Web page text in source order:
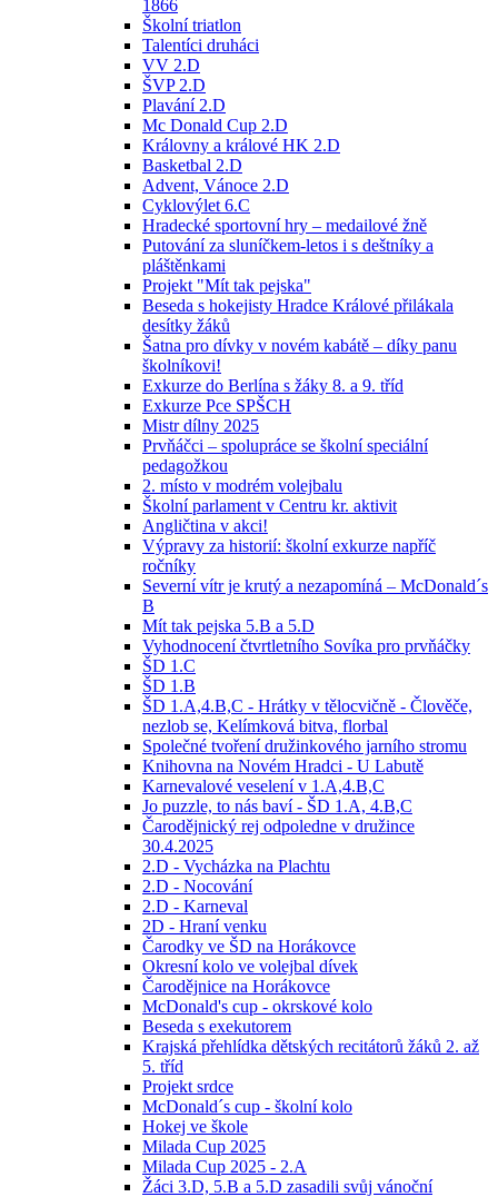
1866
Školní triatlon
Talentíci druháci
VV 2.D
ŠVP 2.D
Plavání 2.D
Mc Donald Cup 2.D
Královny a králové HK 2.D
Basketbal 2.D
Advent, Vánoce 2.D
Cyklovýlet 6.C
Hradecké sportovní hry – medailové žně
Putování za sluníčkem-letos i s deštníky a
pláštěnkami
Projekt "Mít tak pejska"
Beseda s hokejisty Hradce Králové přilákala
desítky žáků
Šatna pro dívky v novém kabátě – díky panu
školníkovi!
Exkurze do Berlína s žáky 8. a 9. tříd
Exkurze Pce SPŠCH
Mistr dílny 2025
Prvňáčci – spolupráce se školní speciální
pedagožkou
2. místo v modrém volejbalu
Školní parlament v Centru kr. aktivit
Angličtina v akci!
Výpravy za historií: školní exkurze napříč
ročníky
Severní vítr je krutý a nezapomíná – McDonald´s
B
Mít tak pejska 5.B a 5.D
Vyhodnocení čtvrtletního Sovíka pro prvňáčky
ŠD 1.C
ŠD 1.B
ŠD 1.A,4.B,C - Hrátky v tělocvičně - Člověče,
nezlob se, Kelímková bitva, florbal
Společné tvoření družinkového jarního stromu
Knihovna na Novém Hradci - U Labutě
Karnevalové veselení v 1.A,4.B,C
Jo puzzle, to nás baví - ŠD 1.A, 4.B,C
Čarodějnický rej odpoledne v družince
30.4.2025
2.D - Vycházka na Plachtu
2.D - Nocování
2.D - Karneval
2D - Hraní venku
Čarodky ve ŠD na Horákovce
Okresní kolo ve volejbal dívek
Čarodějnice na Horákovce
McDonald's cup - okrskové kolo
Beseda s exekutorem
Krajská přehlídka dětských recitátorů žáků 2. až
5. tříd
Projekt srdce
McDonald´s cup - školní kolo
Hokej ve škole
Milada Cup 2025
Milada Cup 2025 - 2.A
Žáci 3.D, 5.B a 5.D zasadili svůj vánoční